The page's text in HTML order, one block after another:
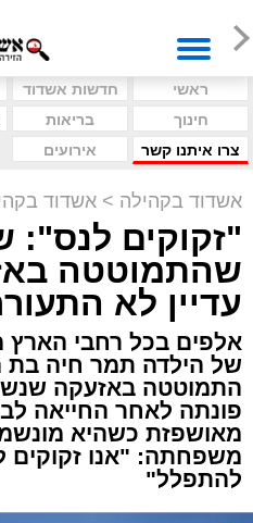
ראשי חדשות אשדוד
חינוך
בריאות
צרו איתנו קשר
אירועים
אשדוד בקהילה > אשדוד
"זקוקים לנס":
שהתמוטטה
עדיין לא
אלפים בכל רחבי
התמוטטה באזעקה
פונתה לאחר החייאה
מאושפזת כשהיא
משפחתה: "אנו זקוקים
להתפלל"